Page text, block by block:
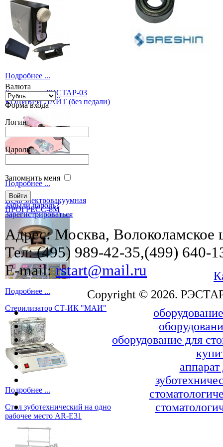
Подробнее ...
Бормашина РЭСТАР-03
КОЛИБРИ ЛАЙТ (без педали)
Подробнее ...
Печь электровакуумная
ПРОГРЕСС-8М
Подробнее ...
Стерилизатор СТ-ИК "МАИ"
Подробнее ...
Стол зуботехнический на одно
рабочее место AR-E31
Валюта
Форма входа
Логин
Пароль
Запомнить меня
Забыли пароль?
Зарегистрироваться
Адрес: Москва, Волоколамское
Тел: (495) 989-42-35,(499) 640-
E-mail:rstart@mail.ru
Copyright © 2026.
оборудование для